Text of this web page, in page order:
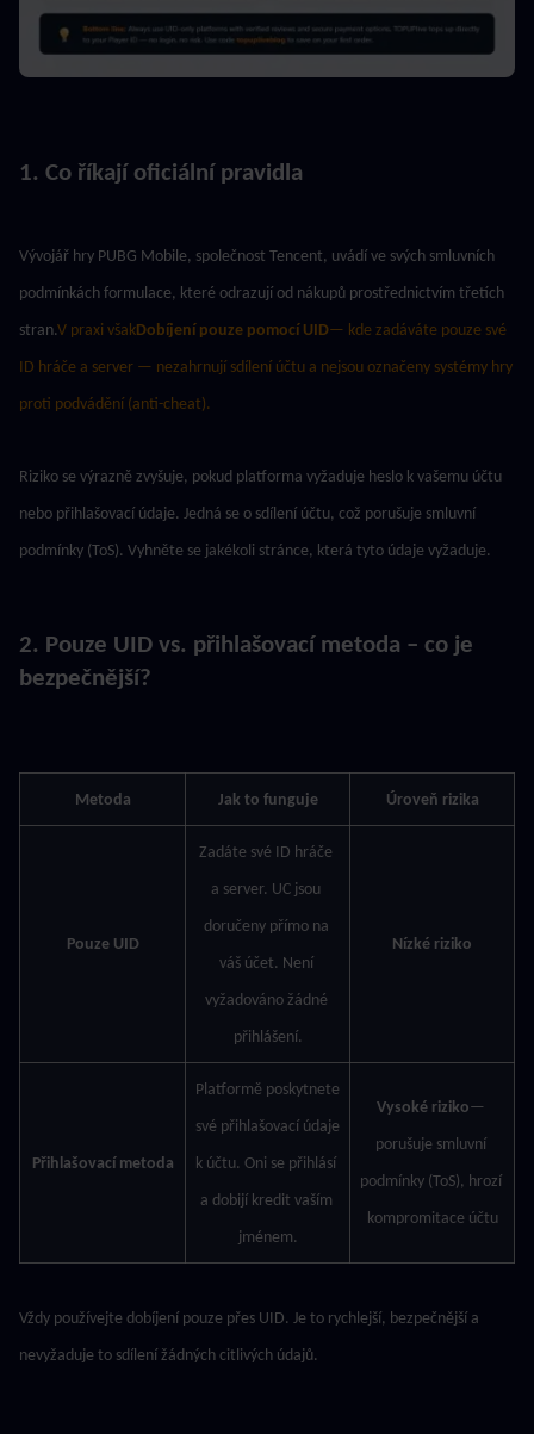
1. Co říkají oficiální pravidla
Vývojář hry PUBG Mobile, společnost Tencent, uvádí ve svých smluvních
podmínkách formulace, které odrazují od nákupů prostřednictvím třetích
stran.V praxi všakDobíjení pouze pomocí UID— kde zadáváte pouze své
ID hráče a server — nezahrnují sdílení účtu a nejsou označeny systémy hry
proti podvádění (anti-cheat).
Riziko se výrazně zvyšuje, pokud platforma vyžaduje heslo k vašemu účtu
nebo přihlašovací údaje. Jedná se o sdílení účtu, což porušuje smluvní
podmínky (ToS). Vyhněte se jakékoli stránce, která tyto údaje vyžaduje.
2. Pouze UID vs. přihlašovací metoda – co je
bezpečnější?
Metoda Jak to funguje Úroveň rizika
Pouze UID
Zadáte své ID hráče
a server. UC jsou
doručeny přímo na
váš účet. Není
vyžadováno žádné
přihlášení.
Nízké riziko
Přihlašovací metoda
Platformě poskytnete
své přihlašovací údaje
k účtu. Oni se přihlásí
a dobijí kredit vaším
jménem.
Vysoké riziko—
porušuje smluvní
podmínky (ToS), hrozí
kompromitace účtu
Vždy používejte dobíjení pouze přes UID. Je to rychlejší, bezpečnější a
nevyžaduje to sdílení žádných citlivých údajů.